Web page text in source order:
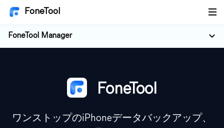
FoneTool
FoneTool Manager
FoneTool
ワンストップのiPhoneデータバックアップ、